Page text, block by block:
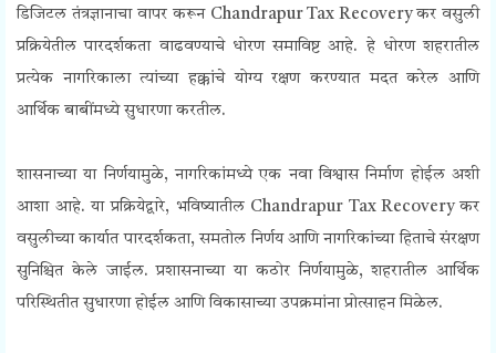
डिजिटल तंत्रज्ञानाचा वापर करून Chandrapur Tax Recovery कर वसुली
प्रक्रियेतील पारदर्शकता वाढवण्याचे धोरण समाविष्ट आहे. हे धोरण शहरातील
प्रत्येक नागरिकाला त्यांच्या हक्कांचे योग्य रक्षण करण्यात मदत करेल आणि
आर्थिक बाबींमध्ये सुधारणा करतील.
शासनाच्या या निर्णयामुळे, नागरिकांमध्ये एक नवा विश्वास निर्माण होईल अशी
आशा आहे. या प्रक्रियेद्वारे, भविष्यातील Chandrapur Tax Recovery कर
वसुलीच्या कार्यात पारदर्शकता, समतोल निर्णय आणि नागरिकांच्या हिताचे संरक्षण
सुनिश्चित केले जाईल. प्रशासनाच्या या कठोर निर्णयामुळे, शहरातील आर्थिक
परिस्थितीत सुधारणा होईल आणि विकासाच्या उपक्रमांना प्रोत्साहन मिळेल.